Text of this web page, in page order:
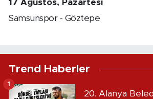
17 Ağustos, Pazartesi
Samsunspor - Göztepe
Trend Haberler
20. Alanya
1